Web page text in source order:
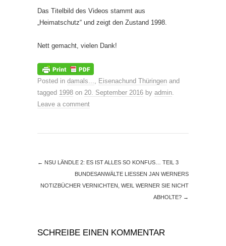
Das Titelbild des Videos stammt aus
„Heimatschutz“ und zeigt den Zustand 1998.
Nett gemacht, vielen Dank!
Posted in damals..., Eisenachund Thüringen and
tagged 1998 on 20. September 2016 by admin.
Leave a comment
← NSU LÄNDLE 2: ES IST ALLES SO KONFUS… TEIL 3
BUNDESANWÄLTE LIESSEN JAN WERNERS
NOTIZBÜCHER VERNICHTEN, WEIL WERNER SIE NICHT
ABHOLTE? →
SCHREIBE EINEN KOMMENTAR